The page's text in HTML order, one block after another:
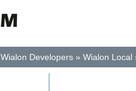
Wialon Developers » Wialon Local